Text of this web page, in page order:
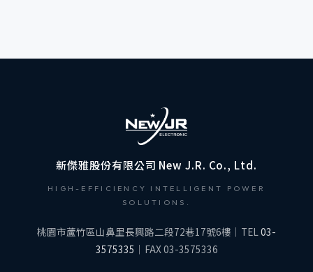
新傑雅股份有限公司 New J.R. Co., Ltd.
HIGH-EFFICIENCY INTELLIGENT POWER
SOLUTIONS.
桃園市蘆竹區山鼻里長興路二段72巷17號6樓｜TEL03-
3575335 ｜FAX 03-3575336